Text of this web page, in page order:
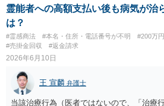
ことになります。 義務があるとはいえ、脅
ことは許されませんので、それについては
談ください。 また、債務が高額になってい
討することも視野に入れてください。
霊能者への高額支払い後も病気が治
は？
#霊感商法 #本名・住所・電話番号が不明 #200万
#売掛金回収
#返金請求
2026年6月10日
王 宣麟 弁護士
当該治療行為（医者ではないので、「治療